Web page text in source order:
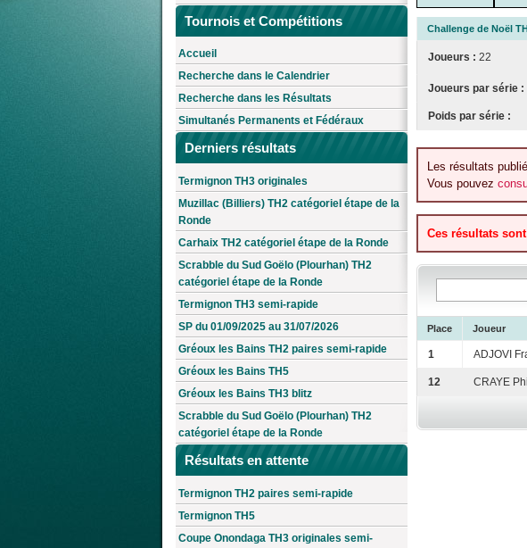
Tournois et Compétitions
Accueil
Recherche dans le Calendrier
Recherche dans les Résultats
Simultanés Permanents et Fédéraux
Derniers résultats
Termignon TH3 originales
Muzillac (Billiers) TH2 catégoriel étape de la
Ronde
Carhaix TH2 catégoriel étape de la Ronde
Scrabble du Sud Goëlo (Plourhan) TH2
catégoriel étape de la Ronde
Termignon TH3 semi-rapide
SP du 01/09/2025 au 31/07/2026
Gréoux les Bains TH2 paires semi-rapide
Gréoux les Bains TH5
Gréoux les Bains TH3 blitz
Scrabble du Sud Goëlo (Plourhan) TH2
catégoriel étape de la Ronde
Résultats en attente
Termignon TH2 paires semi-rapide
Termignon TH5
Coupe Onondaga TH3 originales semi-
Challenge de Noël
Joueurs : 22
Joueurs par série :
Poids par série :
Les résultats
Vous pouvez
Ces résultats
Place Joueur
1 ADJOVI
12 CRAYE